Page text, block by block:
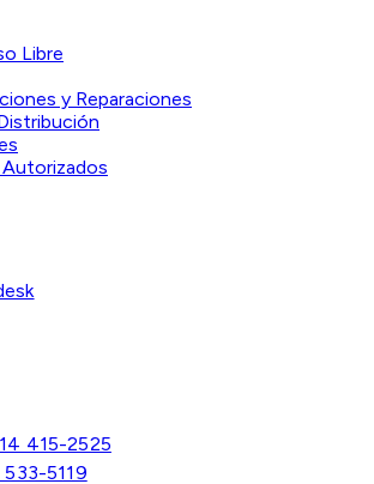
Libre
y Reparaciones
415-2525
533-5119